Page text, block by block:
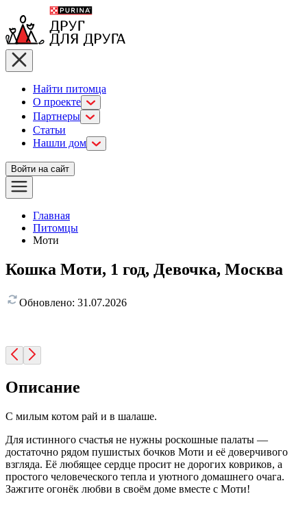
Найти питомца
О проекте
Партнеры
Статьи
Нашли дом
Войти на сайт
Главная
Питомцы
Моти
Кошка Моти, 1 год, Девочка, Москва
Обновлено: 31.07.2026
Описание
С милым котом рай и в шалаше.
Для истинного счастья не нужны роскошные палаты —
достаточно рядом пушистых бочков Моти и её доверчивого
взгляда. Её любящее сердце просит не дорогих ковриков, а
простого человеческого тепла и уютного домашнего очага.
Зажгите огонёк любви в своём доме вместе с Моти!